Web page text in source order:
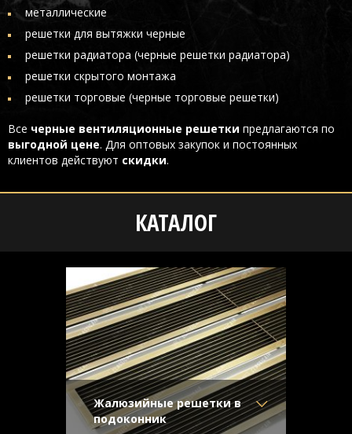
металлические
решетки для вытяжки черные
решетки радиатора (черные решетки радиатора)
решетки скрытого монтажа
решетки торговые (черные торговые решетки)
Все черные вентиляционные решетки предлагаются по
выгодной цене. Для оптовых закупок и постоянных
клиентов действуют скидки.
КАТАЛОГ
Жалюзийные решетки в
подоконник